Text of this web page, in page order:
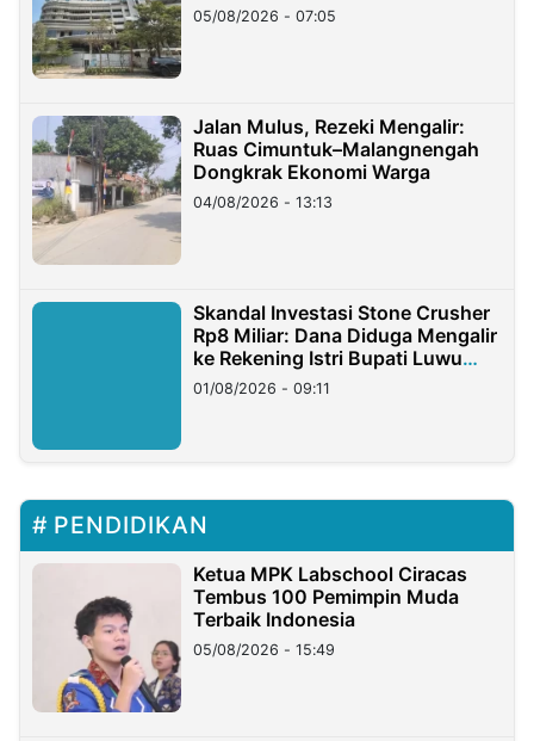
05/08/2026 - 07:05
Jalan Mulus, Rezeki Mengalir:
Ruas Cimuntuk–Malangnengah
Dongkrak Ekonomi Warga
04/08/2026 - 13:13
Skandal Investasi Stone Crusher
Rp8 Miliar: Dana Diduga Mengalir
ke Rekening Istri Bupati Luwu
Timur
01/08/2026 - 09:11
PENDIDIKAN
Ketua MPK Labschool Ciracas
Tembus 100 Pemimpin Muda
Terbaik Indonesia
05/08/2026 - 15:49